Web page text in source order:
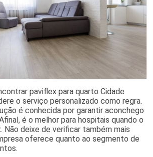
paviflex para quarto Cidade
o serviço personalizado como regra.
é conhecida por garantir aconchego
é o melhor para hospitais quando o
Não deixe de verificar também mais
oferece quanto ao segmento de